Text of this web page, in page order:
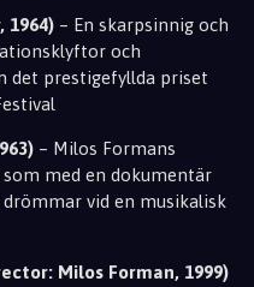
1964) – En skarpsinnig och
och
det prestigefyllda priset
– Milos Formans
med en dokumentär
vid en musikalisk
Milos Forman, 1999)